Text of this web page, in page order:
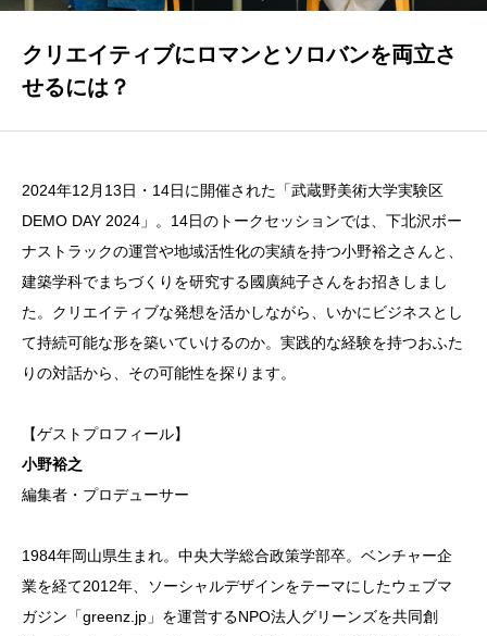
クリエイティブにロマンとソロバンを両立さ
せるには？
2024年12月13日・14日に開催された「武蔵野美術大学実験区
DEMO DAY 2024」。14日のトークセッションでは、下北沢ボー
ナストラックの運営や地域活性化の実績を持つ小野裕之さんと、
建築学科でまちづくりを研究する國廣純子さんをお招きしまし
た。クリエイティブな発想を活かしながら、いかにビジネスとし
て持続可能な形を築いていけるのか。実践的な経験を持つおふた
りの対話から、その可能性を探ります。
【ゲストプロフィール】
小野裕之
編集者・プロデューサー
1984年岡山県生まれ。中央大学総合政策学部卒。ベンチャー企
業を経て2012年、ソーシャルデザインをテーマにしたウェブマ
ガジン「greenz.jp」を運営するNPO法人グリーンズを共同創